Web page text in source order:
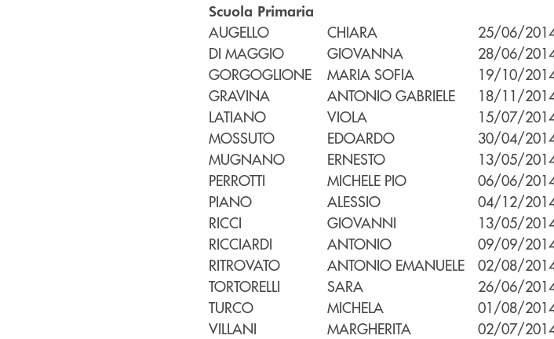
Scuola Primaria
AUGELLO CHIARA
25/06/
DI MAGGIO
GIOVANNA
28/06/
GORGOGLIONE
MARIA SOFIA
19/10/
GRAVINA
ANTONIO GABRIELE
18/11/
LATIANO
VIOLA
15/07/
MOSSUTO
EDOARDO
30/04/
MUGNANO
ERNESTO
13/05/
PERROTTI
MICHELE PIO
06/06/
PIANO
ALESSIO
04/12/
RICCI
GIOVANNI
13/05/
RICCIARDI
ANTONIO
09/09/
RITROVATO
ANTONIO EMANUELE
02/08/
TORTORELLI
SARA
26/06/
TURCO
MICHELA
01/08/
VILLANI
MARGHERITA 02/07/